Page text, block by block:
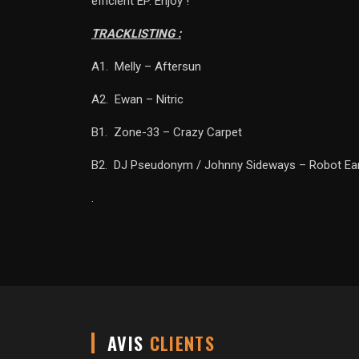
TRACKLISTING :
A1. Melly – Aftersun
A2. Ewan – Nitric
B1. Zone-33 – Crazy Carpet
B2. DJ Pseudonym / Johnny Sideways – Robot
.
AVIS CLIENTS